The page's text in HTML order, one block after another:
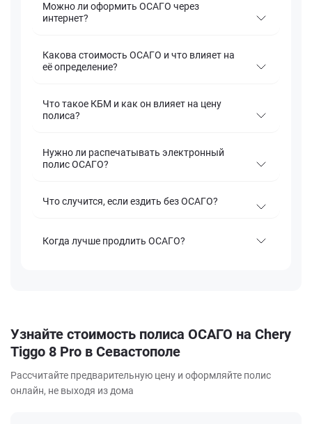
Можно ли оформить ОСАГО через
интернет?
Какова стоимость ОСАГО и что влияет на
её определение?
Что такое КБМ и как он влияет на цену
полиса?
Нужно ли распечатывать электронный
полис ОСАГО?
Что случится, если ездить без ОСАГО?
Когда лучше продлить ОСАГО?
Узнайте стоимость полиса ОСАГО на Chery
Tiggo 8 Pro в Севастополе
Рассчитайте предварительную цену и оформляйте полис
онлайн, не выходя из дома